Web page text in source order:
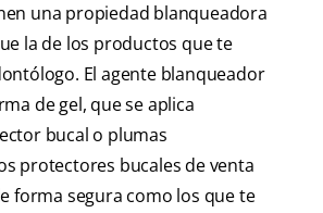
una propiedad blanqueadora
la de los productos que te
El agente blanqueador
de gel, que se aplica
bucal o plumas
protectores bucales de venta
forma segura como los que te